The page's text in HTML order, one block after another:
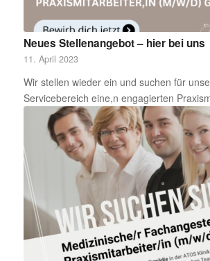
Neues Stellenangebot – hier bei uns
11. April 2023
Wir stellen wieder ein und suchen für
Servicebereich eine,n engagierten